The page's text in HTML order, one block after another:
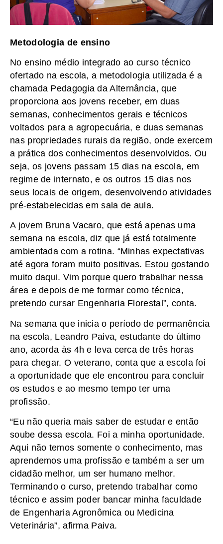
Metodologia de ensino
No ensino médio integrado ao curso técnico
ofertado na escola, a metodologia utilizada é a
chamada Pedagogia da Alternância, que
proporciona aos jovens receber, em duas
semanas, conhecimentos gerais e técnicos
voltados para a agropecuária, e duas semanas
nas propriedades rurais da região, onde exercem
a prática dos conhecimentos desenvolvidos. Ou
seja, os jovens passam 15 dias na escola, em
regime de internato, e os outros 15 dias nos
seus locais de origem, desenvolvendo atividades
pré-estabelecidas em sala de aula.
A jovem Bruna Vacaro, que está apenas uma
semana na escola, diz que já está totalmente
ambientada com a rotina. “Minhas expectativas
até agora foram muito positivas. Estou gostando
muito daqui. Vim porque quero trabalhar nessa
área e depois de me formar como técnica,
pretendo cursar Engenharia Florestal”, conta.
Na semana que inicia o período de permanência
na escola, Leandro Paiva, estudante do último
ano, acorda às 4h e leva cerca de três horas
para chegar. O veterano, conta que a escola foi
a oportunidade que ele encontrou para concluir
os estudos e ao mesmo tempo ter uma
profissão.
“Eu não queria mais saber de estudar e então
soube dessa escola. Foi a minha oportunidade.
Aqui não temos somente o conhecimento, mas
aprendemos uma profissão e também a ser um
cidadão melhor, um ser humano melhor.
Terminando o curso, pretendo trabalhar como
técnico e assim poder bancar minha faculdade
de Engenharia Agronômica ou Medicina
Veterinária”, afirma Paiva.